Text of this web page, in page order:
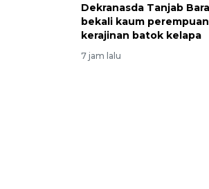
Dekranasda Tanjab
bekali kaum perempuan
kerajinan batok kelapa
7 jam lalu